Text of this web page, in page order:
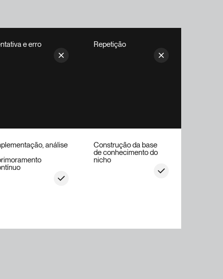
e erro Repetição
análise
Construção da base
de conhecimento do
nicho